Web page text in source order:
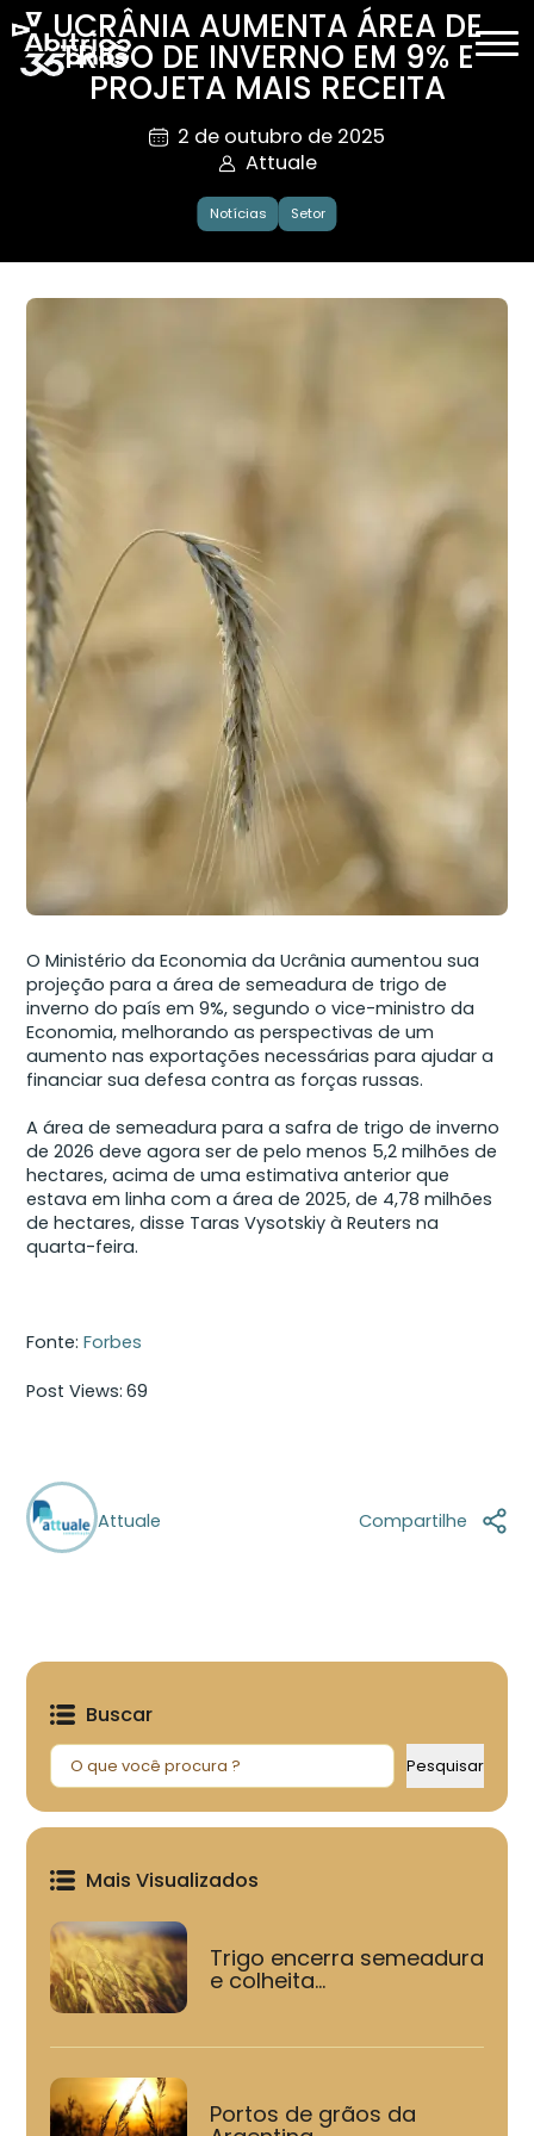
UCRÂNIA AUMENTA ÁREA DE
TRIGO DE INVERNO EM 9% E
PROJETA MAIS RECEITA
2 de outubro de 2025
Attuale
Notícias Setor
O Ministério da Economia da Ucrânia aumentou sua
projeção para a área de semeadura de trigo de
inverno do país em 9%, segundo o vice-ministro da
Economia, melhorando as perspectivas de um
aumento nas exportações necessárias para ajudar a
financiar sua defesa contra as forças russas.
A área de semeadura para a safra de trigo de inverno
de 2026 deve agora ser de pelo menos 5,2 milhões de
hectares, acima de uma estimativa anterior que
estava em linha com a área de 2025, de 4,78 milhões
de hectares, disse Taras Vysotskiy à Reuters na
quarta-feira.
Fonte:Forbes
Post Views: 69
Attuale Compartilhe
Buscar
Pesquisar Pesquisar
Mais Visualizados
Trigo encerra semeadura
e colheita...
Portos de grãos da